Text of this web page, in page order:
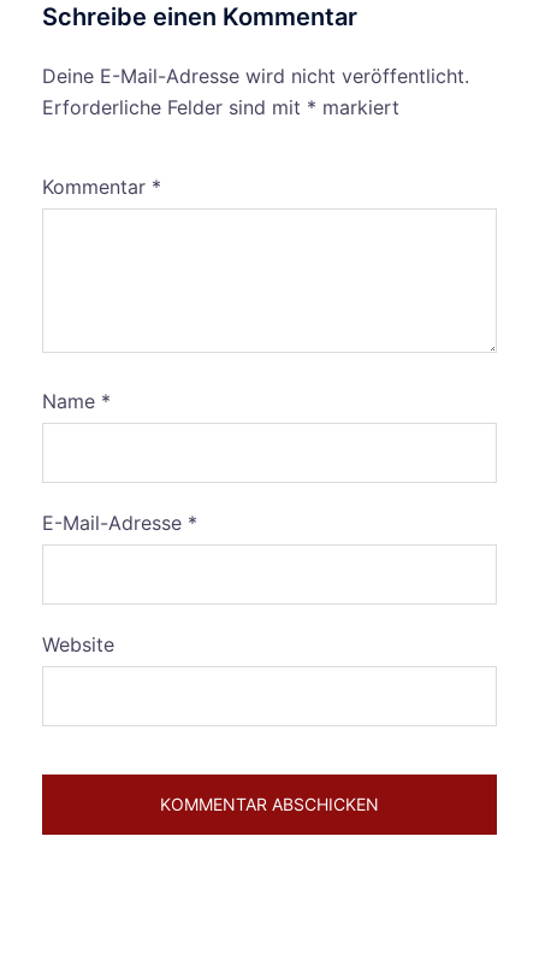
Schreibe einen Kommentar
Deine E-Mail-Adresse wird nicht veröffentlicht.
Erforderliche Felder sind mit * markiert
Kommentar *
Name *
E-Mail-Adresse *
Website